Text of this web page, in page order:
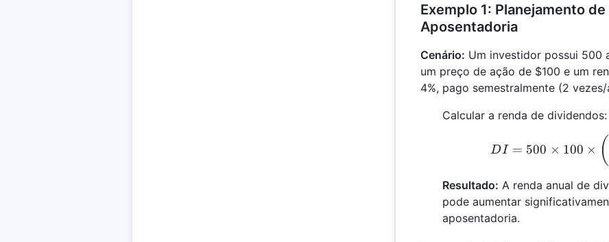
Exemplo 1: Planejamento
Aposentadoria
Cenário: Um investidor possui 500
um preço de ação de $100 e um
4%, pago semestralmente (2 vezes/
Calcular a renda de dividendos:
DI = 500 × 100 × (
Resultado: A renda anual de
pode aumentar
aposentadoria.